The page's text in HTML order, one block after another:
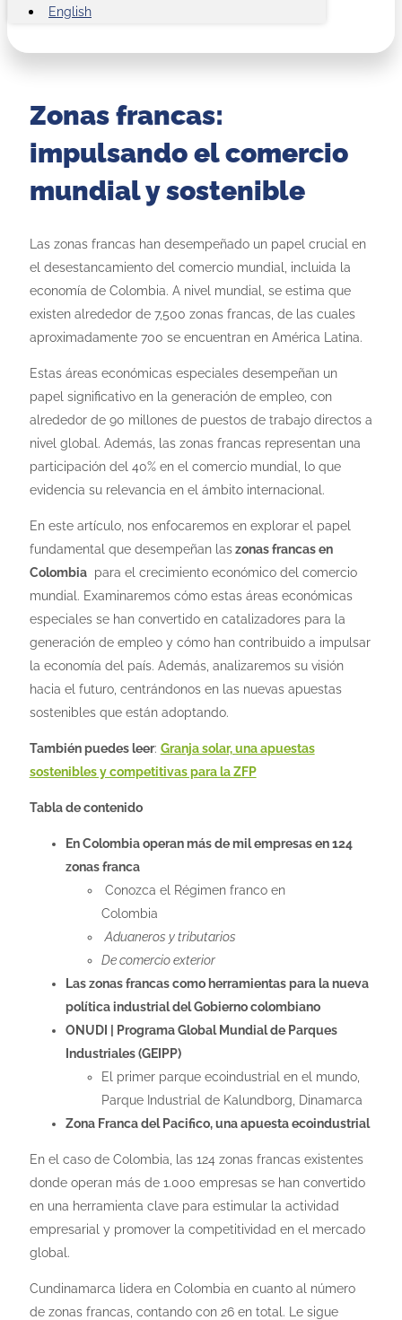
English
Zonas francas:
impulsando el comercio
mundial y sostenible
Las zonas francas han desempeñado un papel crucial en
el desestancamiento del comercio mundial, incluida la
economía de Colombia. A nivel mundial, se estima que
existen alrededor de 7,500 zonas francas, de las cuales
aproximadamente 700 se encuentran en América Latina.
Estas áreas económicas especiales desempeñan un
papel significativo en la generación de empleo, con
alrededor de 90 millones de puestos de trabajo directos a
nivel global. Además, las zonas francas representan una
participación del 40% en el comercio mundial, lo que
evidencia su relevancia en el ámbito internacional.
En este artículo, nos enfocaremos en explorar el papel
fundamental que desempeñan laszonas francas en
Colombiapara el crecimiento económico del comercio
mundial. Examinaremos cómo estas áreas económicas
especiales se han convertido en catalizadores para la
generación de empleo y cómo han contribuido a impulsar
la economía del país. Además, analizaremos su visión
hacia el futuro, centrándonos en las nuevas apuestas
sostenibles que están adoptando.
También puedes leer: Granja solar, una apuestas
sostenibles y competitivas para la ZFP
Tabla de contenido
En Colombia operan más de mil empresas en 124
zonas franca
Conozca el Régimen franco en
Colombia
Aduaneros y tributarios
De comercio exterior
Las zonas francas como herramientas para la nueva
política industrialdel Gobierno colombiano
ONUDI | Programa Global Mundial de Parques
Industriales (GEIPP)
El primer parque ecoindustrial en el mundo,
Parque Industrial de Kalundborg, Dinamarca
Zona Franca del Pacifico, una apuesta ecoindustrial
En el caso de Colombia, las 124 zonas francas existentes
donde operan más de 1.000 empresas se han convertido
en una herramienta clave para estimular la actividad
empresarial y promover la competitividad en el mercado
global.
Cundinamarca lidera en Colombia en cuanto al número
de zonas francas, contando con 26 en total. Le sigue